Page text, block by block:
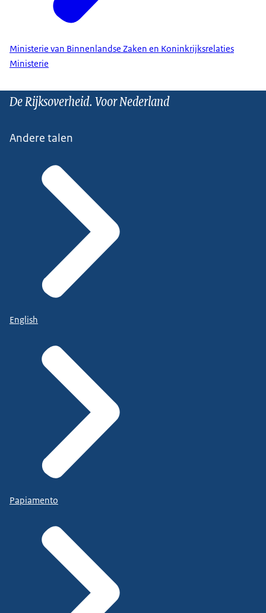
Ministerie van Binnenlandse Zaken en Koninkrijksrelaties
Ministerie
De Rijksoverheid. Voor Nederland
Andere talen
English
Papiamento